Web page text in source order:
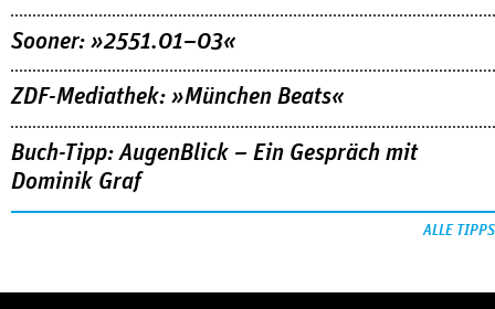
Sooner: »2551.01–03«
ZDF-Mediathek: »München Beats«
Buch-Tipp: AugenBlick – Ein Gespräch mit
Dominik Graf
ALLE TIPPS